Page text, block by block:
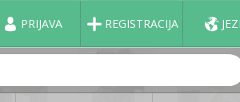
PRIJAVA REGISTRACIJA